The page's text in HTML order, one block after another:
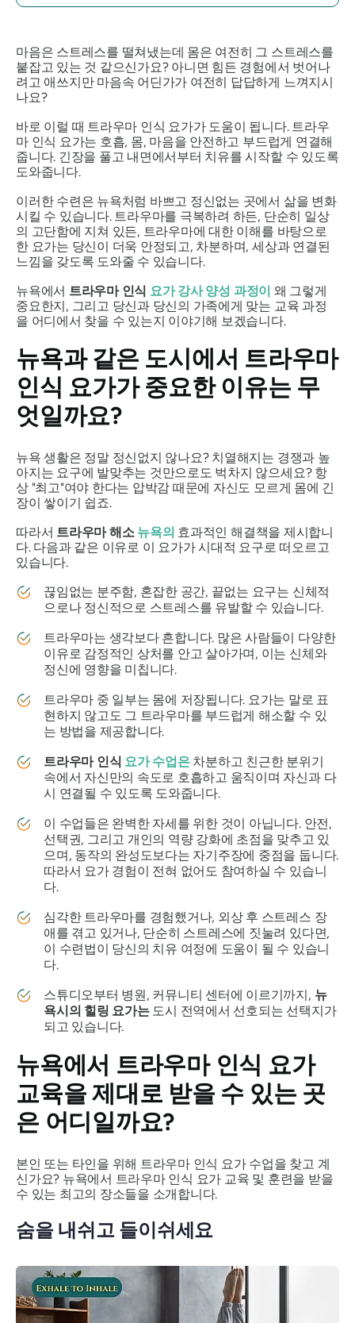
마음은 스트레스를 떨쳐냈는데 몸은 여전히 ​​그 스트레스를
붙잡고 있는 것 같으신가요? 아니면 힘든 경험에서 벗어나
려고 애쓰지만 마음속 어딘가가 여전히 답답하게 느껴지시
나요?
바로 이럴 때 트라우마 인식 요가가 도움이 됩니다. 트라우
마 인식 요가는 호흡, 몸, 마음을 안전하고 부드럽게 연결해
줍니다. 긴장을 풀고 내면에서부터 치유를 시작할 수 있도록
도와줍니다.
이러한 수련은 뉴욕처럼 바쁘고 정신없는 곳에서 삶을 변화
시킬 수 있습니다. 트라우마를 극복하려 하든, 단순히 일상
의 고단함에 지쳐 있든, 트라우마에 대한 이해를 바탕으로
한 요가는 당신이 더욱 안정되고, 차분하며, 세상과 연결된
느낌을 갖도록 도와줄 수 있습니다.
뉴욕에서 트라우마 인식 요가 강사 양성 과정이 왜 그렇게
중요한지, 그리고 당신과 당신의 가족에게 맞는 교육 과정
을 어디에서 찾을 수 있는지 이야기해 보겠습니다.
뉴욕과 같은 도시에서 트라우마
인식 요가가 중요한 이유는 무
엇일까요?
뉴욕 생활은 정말 정신없지 않나요? 치열해지는 경쟁과 높
아지는 요구에 발맞추는 것만으로도 벅차지 않으세요? 항
상 "최고"여야 한다는 압박감 때문에 자신도 모르게 몸에 긴
장이 쌓이기 쉽죠.
따라서 트라우마 해소 뉴욕의 효과적인 해결책을 제시합니
다. 다음과 같은 이유로 이 요가가 시대적 요구로 떠오르고
있습니다.
끊임없는 분주함, 혼잡한 공간, 끝없는 요구는 신체적
으로나 정신적으로 스트레스를 유발할 수 있습니다.
트라우마는 생각보다 흔합니다. 많은 사람들이 다양한
이유로 감정적인 상처를 안고 살아가며, 이는 신체와
정신에 영향을 미칩니다.
트라우마 중 일부는 몸에 저장됩니다. 요가는 말로 표
현하지 않고도 그 트라우마를 부드럽게 해소할 수 있
는 방법을 제공합니다.
트라우마 인식 요가 수업은차분하고 친근한 분위기
속에서 자신만의 속도로 호흡하고 움직이며 자신과 다
시 연결될 수 있도록 도와줍니다.
이 수업들은 완벽한 자세를 위한 것이 아닙니다. 안전,
선택권, 그리고 개인의 역량 강화에 초점을 맞추고 있
으며, 동작의 완성도보다는 자기주장에 중점을 둡니다.
따라서 요가 경험이 전혀 없어도 참여하실 수 있습니
다.
심각한 트라우마를 경험했거나, 외상 후 스트레스 장
애를 겪고 있거나, 단순히 스트레스에 짓눌려 있다면,
이 수련법이 당신의 치유 여정에 도움이 될 수 있습니
다.
스튜디오부터 병원, 커뮤니티 센터에 이르기까지, 뉴
욕시의 힐링 요가는도시 전역에서 선호되는 선택지가
되고 있습니다.
뉴욕에서 트라우마 인식 요가
교육을 제대로 받을 수 있는 곳
은 어디일까요?
본인 또는 타인을 위해 트라우마 인식 요가 수업을 찾고 계
신가요? 뉴욕에서 트라우마 인식 요가 교육 및 훈련을 받을
수 있는 최고의 장소들을 소개합니다.
숨을 내쉬고 들이쉬세요